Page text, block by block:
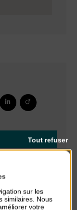
sur les
similaires. Nous
votre
Tout refuser